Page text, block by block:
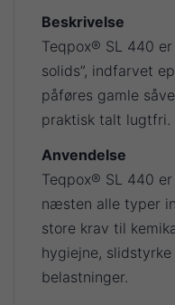
Beskrivelse
Teqpox® SL 440
solids”, indfarvet
påføres gamle
praktisk talt lugtfri.
Anvendelse
Teqpox® SL 440
næsten alle typer
store krav til
hygiejne,
belastninger.